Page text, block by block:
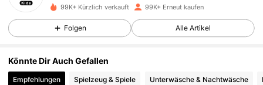
99K+ Kürzlich verkauft 99K+ Erneut kaufen
Folgen Alle Artikel
Könnte Dir Auch Gefallen
Empfehlungen Spielzeug & Spiele Unterwäsche & Nachtwäsche